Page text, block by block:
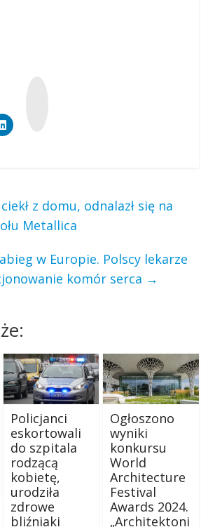
z domu, odnalazł się na
Metallica
w Europie. Polscy lekarze
komór serca →
Policjanci
eskortowali
do szpitala
rodzącą
kobietę,
urodziła
zdrowe
bliźniaki
Ogłoszono
wyniki
konkursu
World
Architecture
Festival
Awards 2024.
„Architektoni